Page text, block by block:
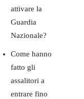
attivare la
Guardia
Nazionale?
Come hanno
fatto gli
assalitori a
entrare fino